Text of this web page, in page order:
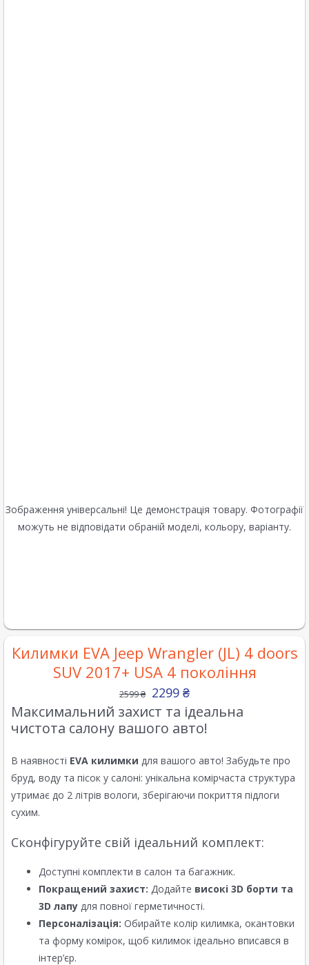
Зображення універсальні! Це демонстрація товару. Фотографії
можуть не відповідати обраній моделі, кольору, варіанту.
Килимки EVA Jeep Wrangler (JL) 4 doors
SUV 2017+ USA 4 покоління
2599₴ 2299 ₴
Максимальний захист та ідеальна
чистота салону вашого авто!
В наявності EVA килимки для вашого авто! Забудьте про
бруд, воду та пісок у салоні: унікальна комірчаста структура
утримає до 2 літрів вологи, зберігаючи покриття підлоги
сухим.
Сконфігуруйте свій ідеальний комплект:
Доступні комплекти в салон та багажник.
Покращений захист: Додайте високі 3D борти та
3D лапу для повної герметичності.
Персоналізація: Обирайте колір килимка, окантовки
та форму комірок, щоб килимок ідеально вписався в
інтер’єр.